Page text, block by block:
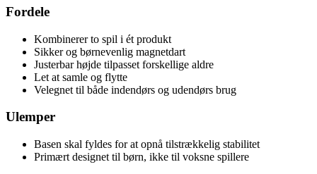
Fordele
Kombinerer to spil i ét produkt
Sikker og børnevenlig magnetdart
Justerbar højde tilpasset forskellige aldre
Let at samle og flytte
Velegnet til både indendørs og udendørs brug
Ulemper
Basen skal fyldes for at opnå tilstrækkelig stabilitet
Primært designet til børn, ikke til voksne spillere